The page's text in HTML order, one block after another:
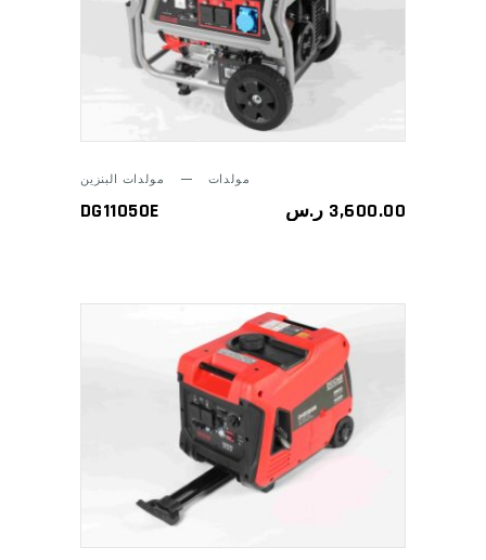
ADD TO CART
مولدات مولدات البنزين
DG11050E 3,600.00 ر.س
ADD TO CART